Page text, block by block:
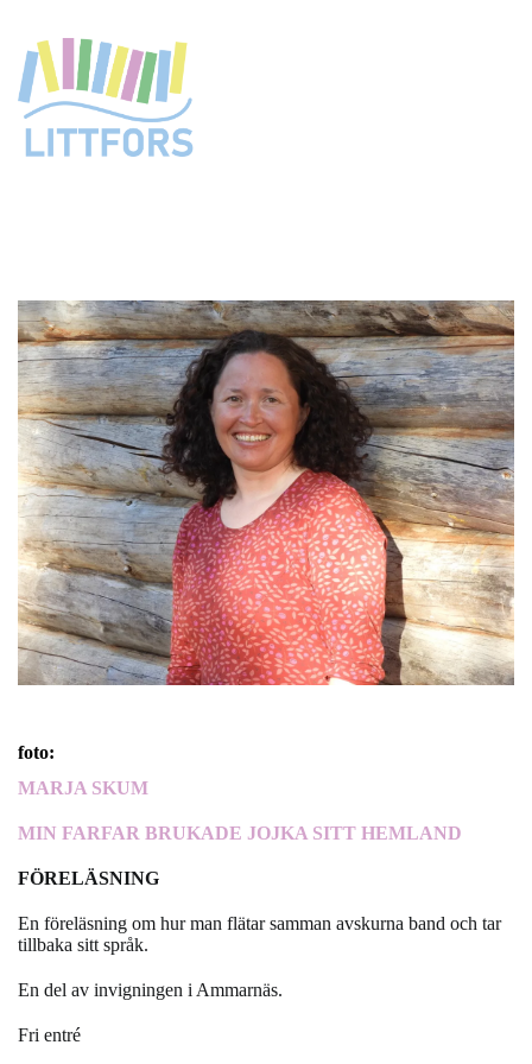
foto:
MARJA SKUM
MIN FARFAR BRUKADE JOJKA SITT HEMLAND
FÖRELÄSNING
En föreläsning om hur man flätar samman avskurna band och tar
tillbaka sitt språk.
En del av invigningen i Ammarnäs.
Fri entré